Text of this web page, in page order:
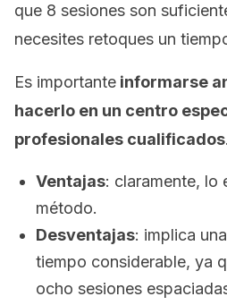
que 8 sesiones son
necesites retoques un
Es importante informarse
hacerlo en un centro
profesionales cualificados.
Ventajas: claramente, lo
método.
Desventajas: implica
tiempo considerable, ya
ocho sesiones